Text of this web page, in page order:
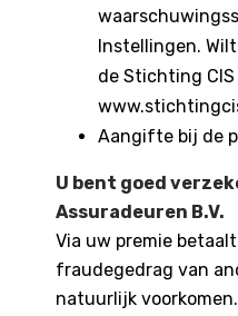
Instellingen.
de Stichting
Aangifte bij de
U bent goed
Assuradeuren B.V.
Via uw premie
fraudegedrag van
natuurlijk